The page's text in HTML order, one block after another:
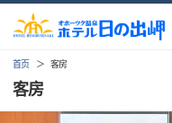
首页 客房
客房